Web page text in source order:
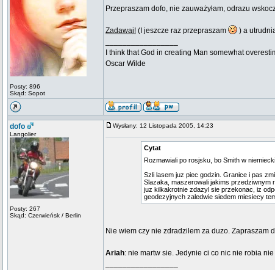
Posty: 896
Skąd: Sopot
Przepraszam dofo, nie zauważyłam, odrazu
Zadawaj! (I jeszcze raz przepraszam
) a
I think that God in creating Man somewhat
Oscar Wilde
dofo
Langolier
Posty: 267
Skąd: Czerwieńsk / Berlin
Wysłany: 12 Listopada 2005, 14:23
Cytat
Rozmawiali po rosjsku, bo Smith w
Szli lasem juz piec godzin. Granice i pas
Slazaka, maszerowali jakims przedziwnym
juz kilkakrotnie zdazyl sie przekonac, iz
geodezyjnych zaledwie siedem miesiecy
Nie wiem czy nie zdradzilem za duzo. Zapraszam
Ariah: nie martw sie. Jedynie ci co nic nie robia